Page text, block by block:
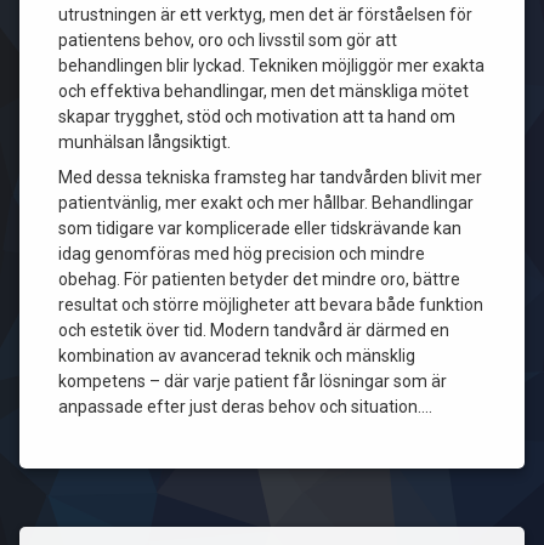
utrustningen är ett verktyg, men det är förståelsen för
patientens behov, oro och livsstil som gör att
behandlingen blir lyckad. Tekniken möjliggör mer exakta
och effektiva behandlingar, men det mänskliga mötet
skapar trygghet, stöd och motivation att ta hand om
munhälsan långsiktigt.
Med dessa tekniska framsteg har tandvården blivit mer
patientvänlig, mer exakt och mer hållbar. Behandlingar
som tidigare var komplicerade eller tidskrävande kan
idag genomföras med hög precision och mindre
obehag. För patienten betyder det mindre oro, bättre
resultat och större möjligheter att bevara både funktion
och estetik över tid. Modern tandvård är därmed en
kombination av avancerad teknik och mänsklig
kompetens – där varje patient får lösningar som är
anpassade efter just deras behov och situation.…